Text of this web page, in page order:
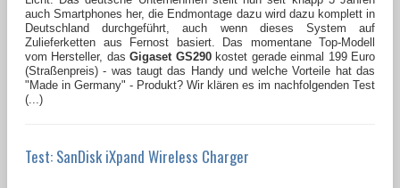
auch Smartphones her, die Endmontage dazu wird dazu komplett in
Deutschland durchgeführt, auch wenn dieses System auf
Zulieferketten aus Fernost basiert. Das momentane Top-Modell
vom Hersteller, dasGigaset GS290kostet gerade einmal 199 Euro
(Straßenpreis) - was taugt das Handy und welche Vorteile hat das
"Made in Germany" - Produkt? Wir klären es im nachfolgenden Test
(...)
Test: SanDisk iXpand Wireless Charger